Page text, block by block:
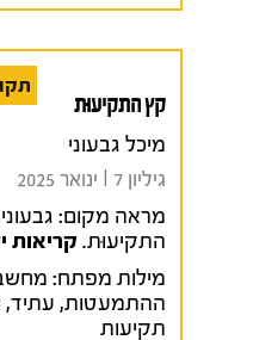
קץ התקיעוּת
מיכל גבעוני
גיליון 7 I ינואר 2025
מראה מקום:
התקיעוּת.קריאות
מילות מפתח:
ההתמעטות, עתיד,
תקיעות